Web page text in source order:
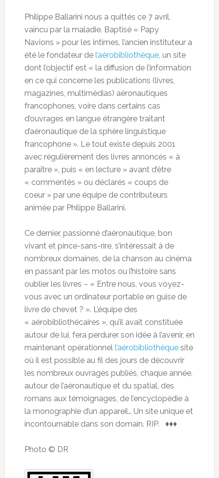
Philippe Ballarini nous a quittés ce 7 avril,
vaincu par la maladie. Baptisé « Papy
Navions » pour les intimes, l’ancien instituteur a
été le fondateur de l’aérobibliothèque, un site
dont l’objectif est « la diffusion de l’information
en ce qui concerne les publications (livres,
magazines, multimédias) aéronautiques
francophones, voire dans certains cas
d’ouvrages en langue étrangère traitant
d’aéronautique de la sphère linguistique
francophone ». Le tout existe depuis 2001
avec régulièrement des livres annoncés « à
paraître », puis « en lecture » avant d’être
« commentés » ou déclarés « coups de
coeur » par une équipe de contributeurs
animée par Philippe Ballarini.
Ce dernier, passionné d’aéronautique, bon
vivant et pince-sans-rire, s’intéressait à de
nombreux domaines, de la chanson au cinéma
en passant par les motos ou l’histoire sans
oublier les livres – « Entre nous, vous voyez-
vous avec un ordinateur portable en guise de
livre de chevet ? ». L’équipe des
« aérobibliothécaires », qu’il avait constituée
autour de lui, fera perdurer son idée à l’avenir, en
maintenant opérationnel l’aérobibliothèquesite
où il est possible au fil des jours de découvrir
les nombreux ouvrages publiés, chaque année,
autour de l’aéronautique et du spatial, des
romans aux témoignages, de l’encyclopédie à
la monographie d’un appareil… Un site unique et
incontournable dans son domain. RIP. ♦♦♦
Photo © DR